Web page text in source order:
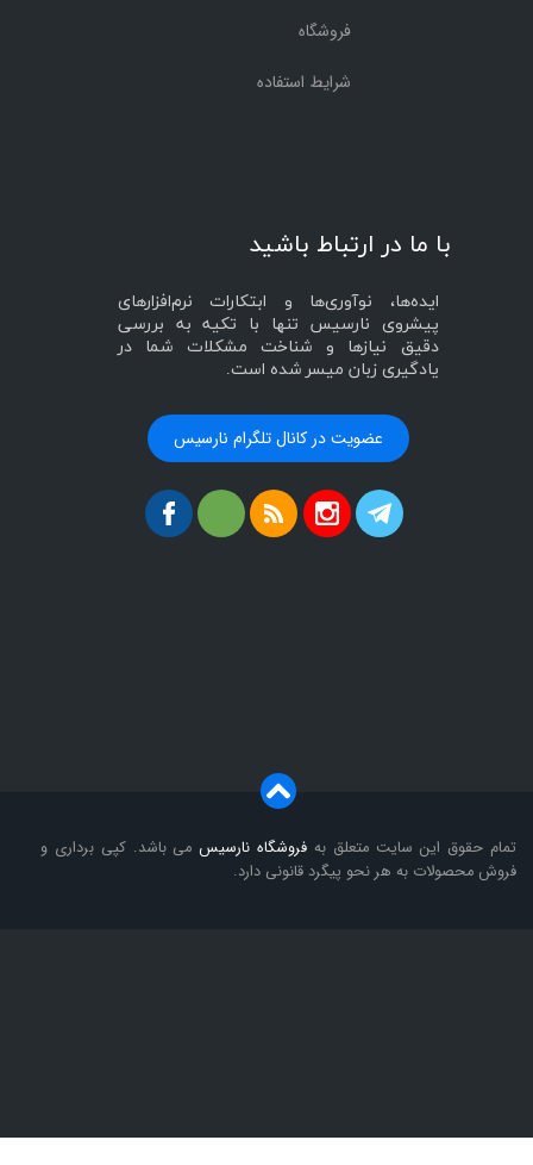
تمام حقوق این سایت متعلق به فروشگاه نارسیس می باشد. کپی برداری و
فروش محصولات به هر نحو پیگرد قانونی دارد.
فروشگاه
شرایط استفاده
با ما در ارتباط باشید
ایده‌ها، نوآوری‌ها و ابتکارات نرم‌افزارهای
پیشروی نارسیس تنها با تکیه به بررسی
دقیق نیازها و شناخت مشکلات شما در
یادگیری زبان میسر شده است.
عضویت در کانال تلگرام نارسیس